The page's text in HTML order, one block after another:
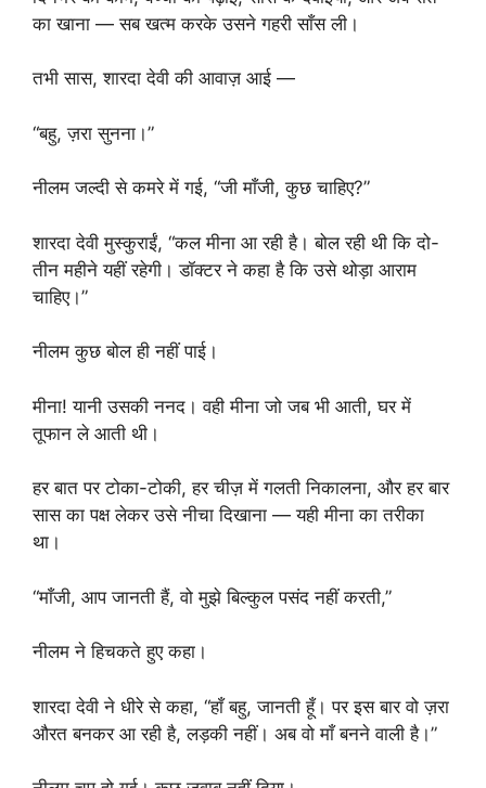
का खाना — सब खत्म करके उसने गहरी साँस ली।
तभी सास, शारदा देवी की आवाज़ आई —
“बहु, ज़रा सुनना।”
नीलम जल्दी से कमरे में गई, “जी माँजी, कुछ चाहिए?”
शारदा देवी मुस्कुराईं, “कल मीना आ रही है। बोल रही थी कि दो-
तीन महीने यहीं रहेगी। डॉक्टर ने कहा है कि उसे थोड़ा आराम
चाहिए।”
नीलम कुछ बोल ही नहीं पाई।
मीना! यानी उसकी ननद। वही मीना जो जब भी आती, घर में
तूफान ले आती थी।
हर बात पर टोका-टोकी, हर चीज़ में गलती निकालना, और हर बार
सास का पक्ष लेकर उसे नीचा दिखाना — यही मीना का तरीका
था।
“माँजी, आप जानती हैं, वो मुझे बिल्कुल पसंद नहीं करती,”
नीलम ने हिचकते हुए कहा।
शारदा देवी ने धीरे से कहा, “हाँ बहु, जानती हूँ। पर इस बार वो ज़रा
औरत बनकर आ रही है, लड़की नहीं। अब वो माँ बनने वाली है।”